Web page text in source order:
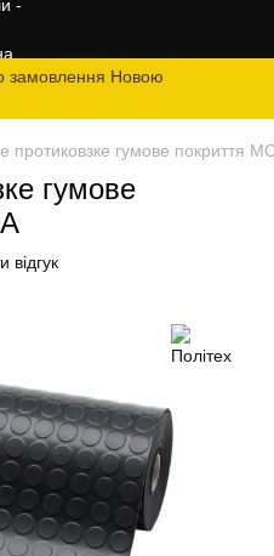
замовлення Новою
протиковзке гумове покриття
гумове
відгук